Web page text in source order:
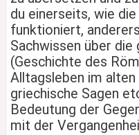
du einerseits, wie
funktioniert,
Sachwissen über
(Geschichte des
Alltagsleben im
griechische Sagen
Bedeutung der
mit der